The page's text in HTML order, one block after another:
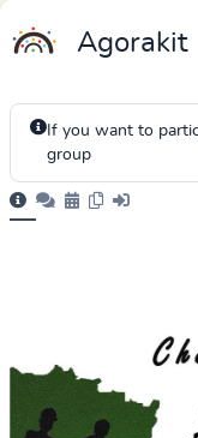
Agorakit
If you want to
group